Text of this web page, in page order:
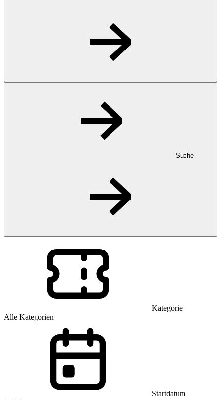
Suche
Kategorie
Alle Kategorien
Startdatum